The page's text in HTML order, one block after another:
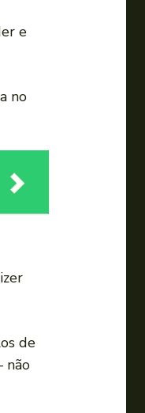
e
no
de
não